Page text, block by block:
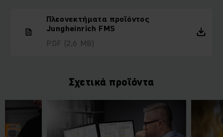
Πλεονεκτήματα προϊόντος
Jungheinrich FMS
PDF (2,6 MB)
Σχετικά προϊόντα